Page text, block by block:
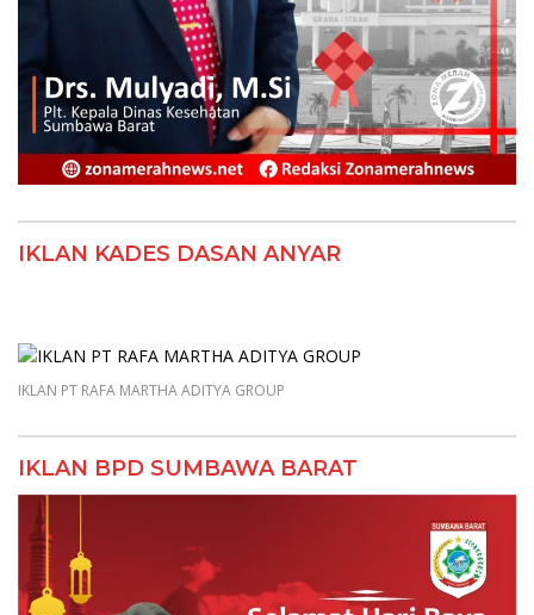
IKLAN KADES DASAN ANYAR
IKLAN PT RAFA MARTHA ADITYA GROUP
IKLAN BPD SUMBAWA BARAT